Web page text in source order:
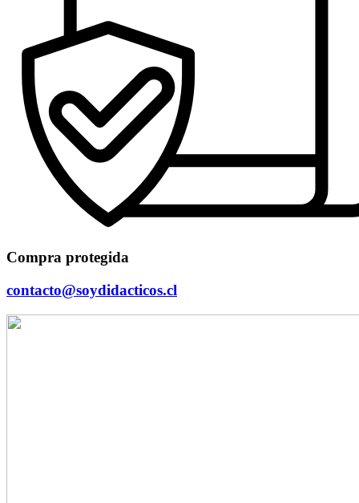
Compra protegida
contacto@soydidacticos.cl